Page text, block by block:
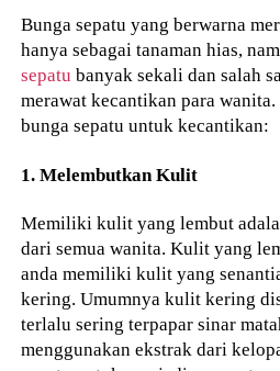
Bunga sepatu yang berwarna
hanya sebagai tanaman hias,
sepatu banyak sekali dan salah
merawat kecantikan para
bunga sepatu untuk kecantikan:
1. Melembutkan Kulit
Memiliki kulit yang lembut
dari semua wanita. Kulit yang
anda memiliki kulit yang
kering. Umumnya kulit kering
terlalu sering terpapar sinar
menggunakan ekstrak dari